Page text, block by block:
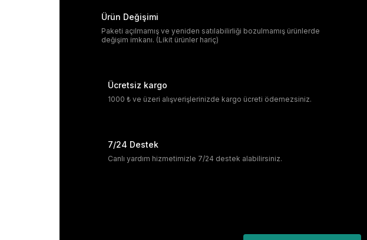
Ürün Değişimi
Paketi açılmamış ve yeniden satılabilirliği bozulmamış ürünlerde
değişim imkanı. (Likit ürünler hariç)
Ücretsiz kargo
1000 ₺ ve üzeri alışverişlerinizde kargo ücreti ödemezsiniz.
7/24 Destek
Canlı yardım hizmetimizle 7/24 destek alabilirsiniz.